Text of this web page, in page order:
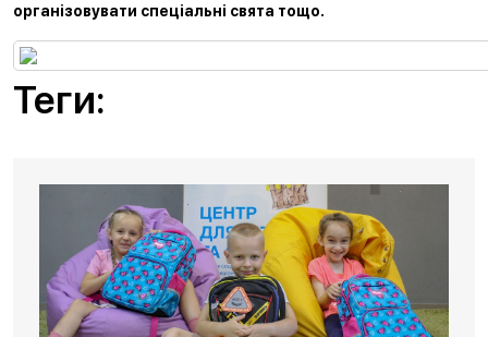
організовувати спеціальні свята тощо.
Теги: